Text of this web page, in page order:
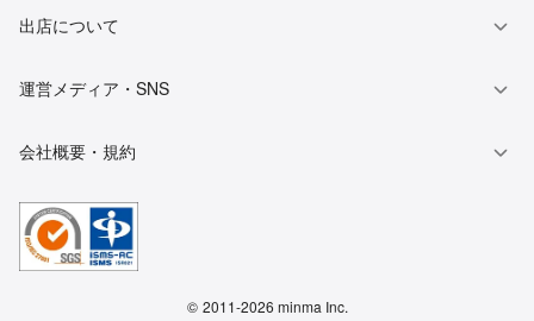
出店について
運営メディア・SNS
会社概要・規約
© 2011-2026 minma Inc.